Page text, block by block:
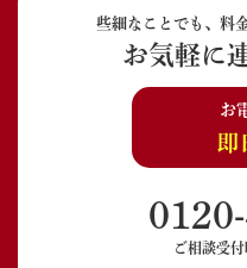
些細なことでも、料
お気軽に
お
即
ご相談受